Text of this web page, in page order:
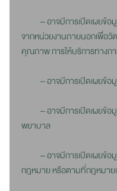
– อาจมีการเปิดเผยข้อมู
จากหน่วยงานภายนอกเพื่อ
คุณภาพ การให้บริการทางก
– อาจมีการเปิดเผยข้อมู
– อาจมีการเปิดเผยข้อมู
พยาบาล
– อาจมีการเปิดเผยข้อ
กฎหมาย หรือตามที่กฎหมา